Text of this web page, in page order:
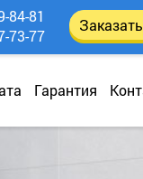
Гарантия
84-81
73-77